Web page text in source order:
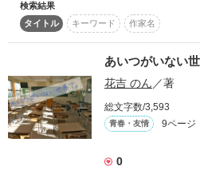
大人気双子アイドル
【56ビュー（ゴロビュー）】
クールで冷静沈着な兄
五六　風弥　（ふのぼり　かざみ）
やんちゃで喜怒哀楽全開な弟
備を始めた。
妖精姫である妹がつがいだと思い
に、オデルは告げる。
「俺のつがいは君だよ。シルディア
「……え？　わたしが妖精姫でない
たってこと？」
「そうだよ。俺がシルディアだけを
初めてきょうみほんいで書いた物で
ひろいこころでみてください！！
作品を読
検索結果
タイトル
キーワード 作家名
あいつがいない
花吉 のん／著
総文字数/3,593
青春・友情 9ページ
0